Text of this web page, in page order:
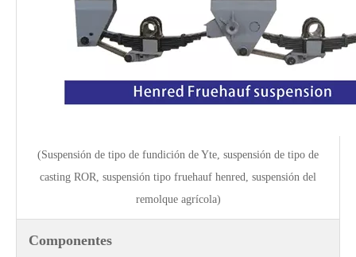
(Suspensión de tipo de fundición de Yte, suspensión de tipo de
casting ROR, suspensión tipo fruehauf henred, suspensión del
remolque agrícola)
Componentes
11T 13T Heavy Duty Lifting Type Suspensión neumática para semirremolques y camiones con bolsas de aire Suspensión neumática de servicio pesado 11T 13T para semirremolques y camiones con bolsas de aire